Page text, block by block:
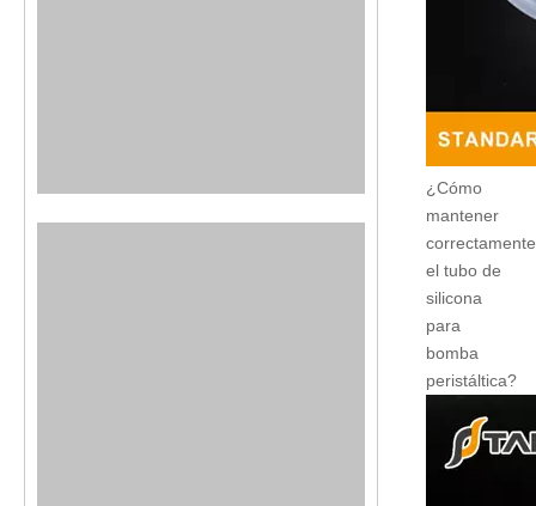
¿Cómo
mantener
correctamente
el tubo de
silicona
para
bomba
peristáltica?